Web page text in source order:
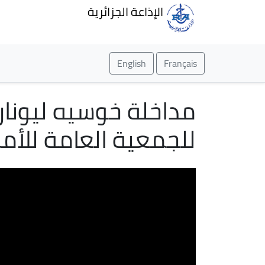
الإذاعة الجزائرية
Français
English
مداخلة خوسيه
للجمعية العامة